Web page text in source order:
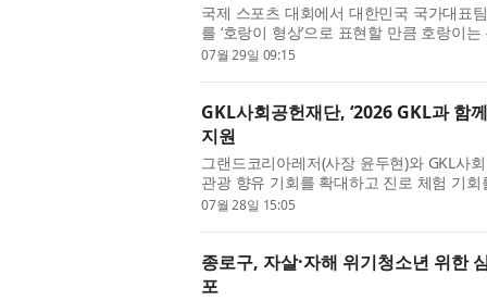
국제 스포츠 대회에서 대한민국 국가대표
를 ‘호랑이 형상’으로 표현할 만큼 호랑이
화와 민담 속에서는 용맹함과 지혜를 상징
07월 29일 09:15
GKL사회공헌재단, ‘2026 GKL과 함
지원
그랜드코리아레저(사장 윤두현)와 GKL사
관광 향유 기회를 확대하고 진로 체험 기회
여행 프로그램을 본격 운영한다. GKL과
07월 28일 15:05
종로구, 자살·자해 위기청소년 위한
포